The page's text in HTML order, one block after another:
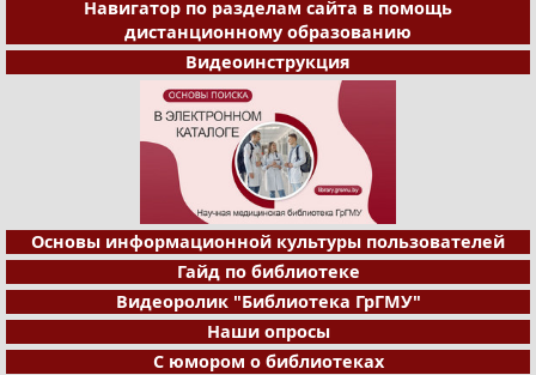
Навигатор по разделам сайта в помощь
дистанционному образованию
Видеоинструкция
Основы информационной культуры пользователей
Гайд по библиотеке
Видеоролик "Библиотека ГрГМУ"
Наши опросы
С юмором о библиотеках